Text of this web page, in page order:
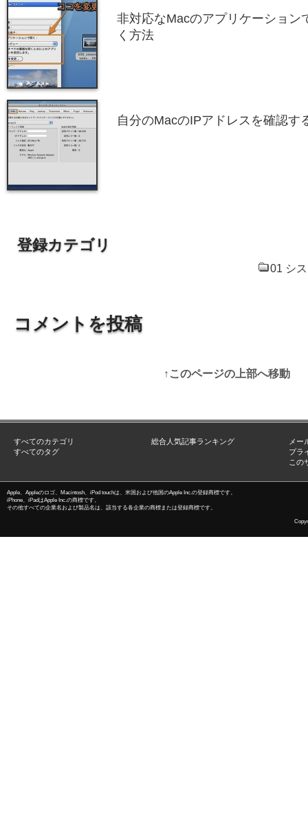
非対応なMacのアプリケーション
く方法
自分のMacのIPアドレスを確認す
登録カテゴリ
01 シ
コメントを投稿
↑このページの上部へ移動
すべてのカテゴリ
すべてのタグ
総合人気記事ランキング
メー
プラ
この
Apple、Appleのロゴ、Macintosh、iPod touchは、米国および他国のApple Inc.の登録商標です。
iPhone、iPadはApple Inc.の商標です。
その他すべての企業名および製品名は、該当する各企業の商標または登録商標です。